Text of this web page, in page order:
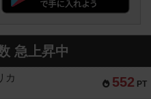
急上昇中
552 PT
カ